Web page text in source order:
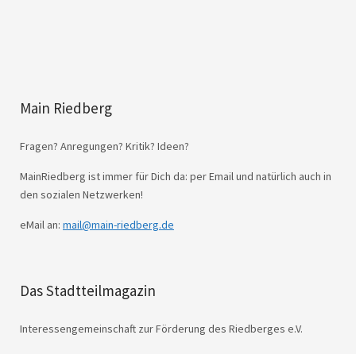
Main Riedberg
Fragen? Anregungen? Kritik? Ideen?
MainRiedberg ist immer für Dich da: per Email und natürlich auch in
den sozialen Netzwerken!
eMail an: mail@main-riedberg.de
Das Stadtteilmagazin
Interessengemeinschaft zur Förderung des Riedberges e.V.